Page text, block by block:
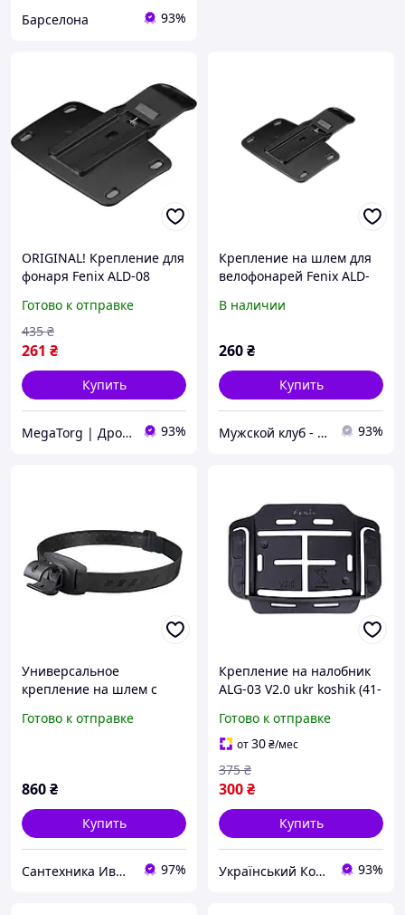
Барселона 93%
ORIGINAL! Крепление для
фонаря Fenix ALD-08
Качество! Гарантия!
MegaTorg.com.ua
Готово к отправке
261 ₴
435 ₴
Купить
MegaTorg | Дропшиппинг и Опт 93%
Крепление на шлем для
велофонарей Fenix ALD-
В наличии
260₴
Купить
Мужской клуб - товары для настоящих мужчин 93%
Универсальное
крепление на шлем с
Готово к отправке
860₴
Купить
Сантехника Ивано-Франковск 97%
Крепление на налобник
ALG-03 V2.0 ukr koshik (41-
Готово к отправке
от30₴/мес
300₴
375 ₴
Купить
Український Кошик 93%